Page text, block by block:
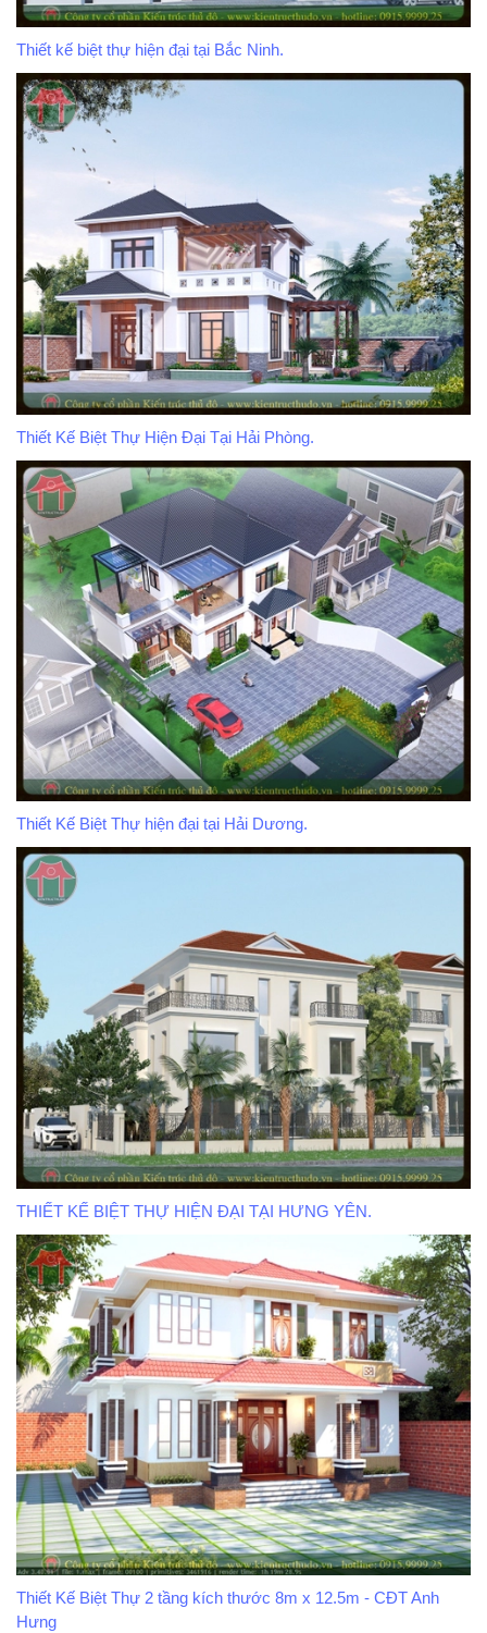
Thiết kế biệt thự hiện đại tại Bắc Ninh.
Thiết Kế Biệt Thự Hiện Đại Tại Hải Phòng.
Thiết Kế Biệt Thự hiện đại tại Hải Dương.
THIẾT KẾ BIỆT THỰ HIỆN ĐẠI TẠI HƯNG YÊN.
Thiết Kế Biệt Thự 2 tầng kích thước 8m x 12.5m - CĐT Anh
Hưng